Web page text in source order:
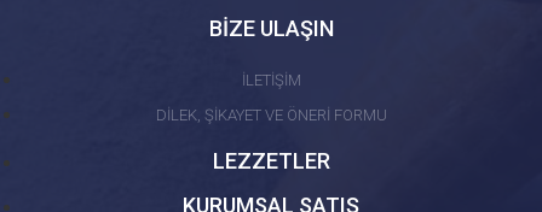
BİZE ULAŞIN
İLETİŞİM
DİLEK, ŞİKAYET VE ÖNERİ FORMU
LEZZETLER
KURUMSAL SATIŞ